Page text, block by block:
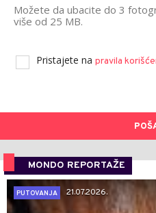
Možete da ubacite do 3
više od 25 MB.
Pristajete na pravila
MONDO REPORTAŽE
PUTOVANJA
21.07.2026.